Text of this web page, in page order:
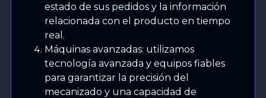
estado de sus pedidos y la información
relacionada con el producto en tiempo
real.
Máquinas avanzadas: utilizamos
tecnología avanzada y equipos fiables
para garantizar la precisión del
mecanizado y una capacidad de